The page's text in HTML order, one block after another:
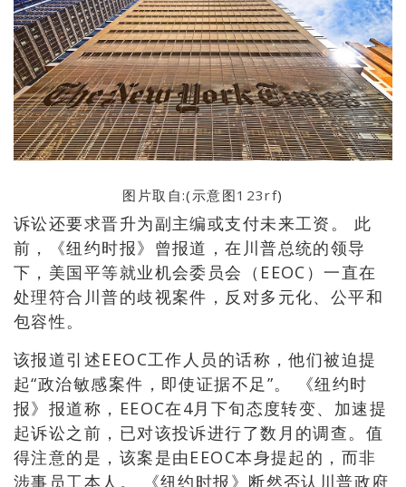
图片取自:(示意图123rf)
诉讼还要求晋升为副主编或支付未来工资。 此
前，《纽约时报》曾报道，在川普总统的领导
下，美国平等就业机会委员会（EEOC）一直在
处理符合川普的歧视案件，反对多元化、公平和
包容性。
该报道引述EEOC工作人员的话称，他们被迫提
起“政治敏感案件，即使证据不足”。 《纽约时
报》报道称，EEOC在4月下旬态度转变、加速提
起诉讼之前，已对该投诉进行了数月的调查。值
得注意的是，该案是由EEOC本身提起的，而非
涉事员工本人。 《纽约时报》断然否认川普政府